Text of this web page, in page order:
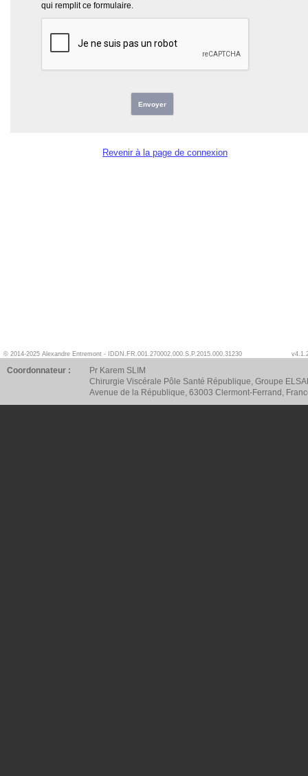
qui remplit ce formulaire.
Envoyer
Revenir à la page de connexion
© 2014-2025 Alexandre Entremont - IDDN.FR.001.270002.000.S.P.2015.000.31230
Coordonnateur :
Pr Karem SLIM
Chirurgie Viscérale Pôle Santé République, Groupe
Avenue de la République, 63003 Clermont-Ferrand,